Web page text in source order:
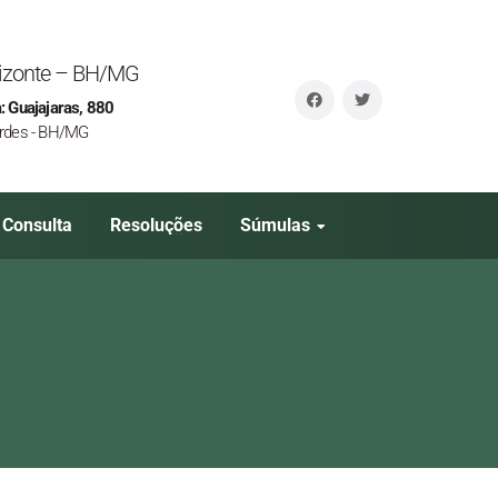
– BH/MG
Guajajaras, 880
- BH/MG
Consulta Resoluções Súmulas